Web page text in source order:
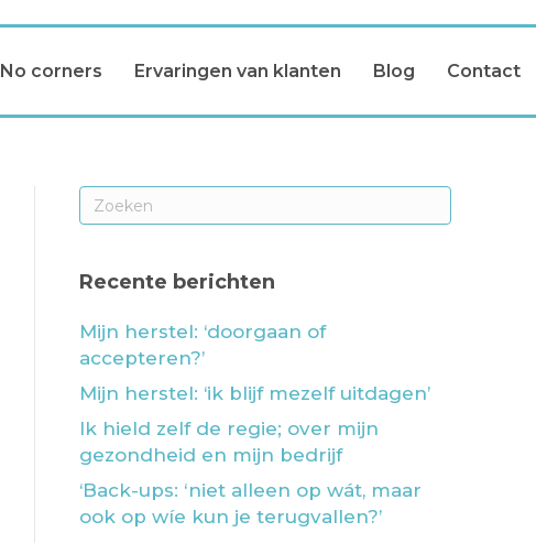
corners Ervaringen van klanten Blog Contact
Recente berichten
Mijn herstel: ‘doorgaan of
accepteren?’
Mijn herstel: ‘ik blijf mezelf uitdagen’
Ik hield zelf de regie; over mijn
gezondheid en mijn bedrijf
‘Back-ups: ‘niet alleen op wát, maar
ook op wíe kun je terugvallen?’